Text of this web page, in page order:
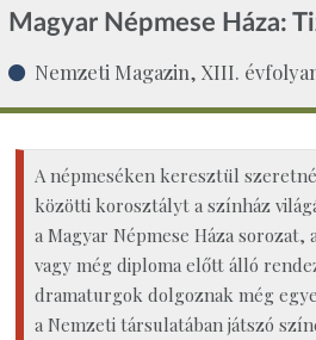
Magyar Népmese Háza:
Nemzeti Magazin, XIII.
A népmeséken keresztül
közötti korosztályt a színház
a Magyar Népmese Háza
vagy még diploma előtt álló
dramaturgok dolgoznak még
a Nemzeti társulatában játszó